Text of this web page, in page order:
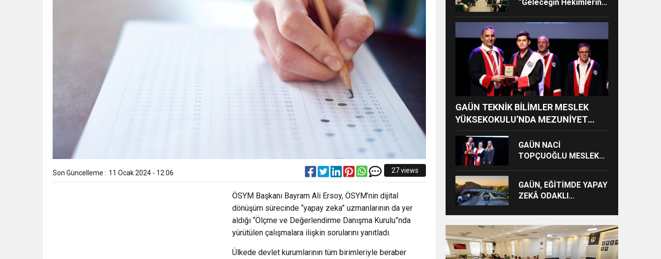
Son Güncelleme : 11 Ocak 2024 - 12:06 27 views
ÖSYM Başkanı Bayram Ali Ersoy, ÖSYM’nin dijital
dönüşüm sürecinde “yapay zeka” uzmanlarının da yer
aldığı “Ölçme ve Değerlendirme Danışma Kurulu”nda
yürütülen çalışmalara ilişkin sorularını yanıtladı.
Ülkede devlet kurumlarının tüm birimleriyle beraber
“Geleceğin Hekimlerini
Klinik Altyapıyla
Yetiştiriyoruz”
GAÜN TEKNİK BİLİMLER MESLEK
YÜKSEKOKULU’NDA MEZUNİYET
SEVİNCİ
GAÜN NACİ
TOPÇUOĞLU MESLEK
GAÜN, EĞİTİMDE YAPAY
ZEKÂ ODAKLI
PROJEYE LİDERLİK
EDECEK